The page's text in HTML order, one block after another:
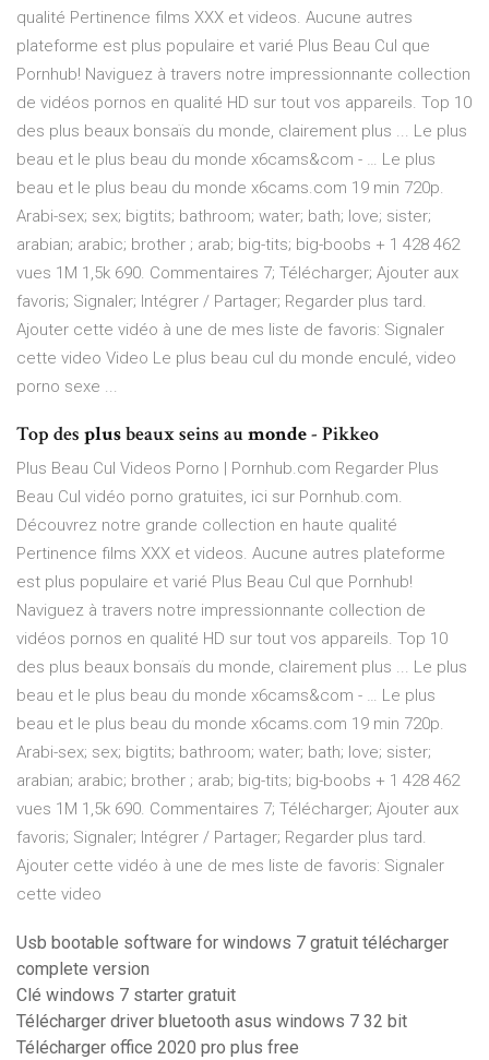
qualité Pertinence films XXX et videos. Aucune autres
plateforme est plus populaire et varié Plus Beau Cul que
Pornhub! Naviguez à travers notre impressionnante collection
de vidéos pornos en qualité HD sur tout vos appareils. Top 10
des plus beaux bonsaïs du monde, clairement plus ... Le plus
beau et le plus beau du monde x6cams&com - … Le plus
beau et le plus beau du monde x6cams.com 19 min 720p.
Arabi-sex; sex; bigtits; bathroom; water; bath; love; sister;
arabian; arabic; brother ; arab; big-tits; big-boobs + 1 428 462
vues 1M 1,5k 690. Commentaires 7; Télécharger; Ajouter aux
favoris; Signaler; Intégrer / Partager; Regarder plus tard.
Ajouter cette vidéo à une de mes liste de favoris: Signaler
cette video Video Le plus beau cul du monde enculé, video
porno sexe ...
Top des plusbeaux seins aumonde- Pikkeo
Plus Beau Cul Videos Porno | Pornhub.com Regarder Plus
Beau Cul vidéo porno gratuites, ici sur Pornhub.com.
Découvrez notre grande collection en haute qualité
Pertinence films XXX et videos. Aucune autres plateforme
est plus populaire et varié Plus Beau Cul que Pornhub!
Naviguez à travers notre impressionnante collection de
vidéos pornos en qualité HD sur tout vos appareils. Top 10
des plus beaux bonsaïs du monde, clairement plus ... Le plus
beau et le plus beau du monde x6cams&com - … Le plus
beau et le plus beau du monde x6cams.com 19 min 720p.
Arabi-sex; sex; bigtits; bathroom; water; bath; love; sister;
arabian; arabic; brother ; arab; big-tits; big-boobs + 1 428 462
vues 1M 1,5k 690. Commentaires 7; Télécharger; Ajouter aux
favoris; Signaler; Intégrer / Partager; Regarder plus tard.
Ajouter cette vidéo à une de mes liste de favoris: Signaler
cette video
Usb bootable software for windows 7 gratuit télécharger
complete version
Clé windows 7 starter gratuit
Télécharger driver bluetooth asus windows 7 32 bit
Télécharger office 2020 pro plus free